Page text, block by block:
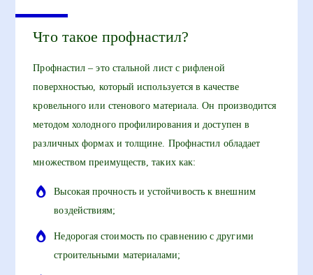
Что такое профнастил?
Профнастил – это стальной лист с рифленой
поверхностью, который используется в качестве
кровельного или стенового материала. Он производится
методом холодного профилирования и доступен в
различных формах и толщине. Профнастил обладает
множеством преимуществ, таких как:
Высокая прочность и устойчивость к внешним
воздействиям;
Недорогая стоимость по сравнению с другими
строительными материалами;